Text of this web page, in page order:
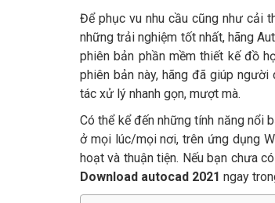
Để phục vu nhu cầu cũng như cải
những trải nghiệm tốt nhất, hãng
phiên bản phần mềm thiết kế đồ
phiên bản này, hãng đã giúp
tác xử lý nhanh gọn, mượt mà.
Có thể kể đến những tính năng nổi
ở mọi lúc/mọi nơi, trên ứng dụng
hoạt và thuận tiện. Nếu bạn chưa
Download autocad 2021 ngay